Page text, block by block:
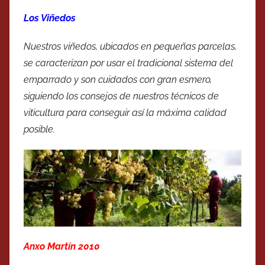
Los Viñedos
Nuestros viñedos, ubicados en pequeñas parcelas,
se caracterizan por usar el tradicional sistema del
emparrado y son cuidados con gran esmero,
siguiendo los consejos de nuestros técnicos de
viticultura para conseguir así la máxima calidad
posible.
Anxo Martín 2010